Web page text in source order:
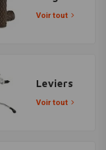
Voir tout
Leviers
Voir tout